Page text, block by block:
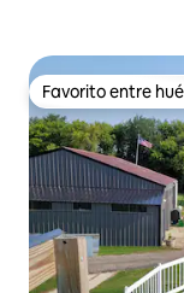
Favorito entre
Favorito entre